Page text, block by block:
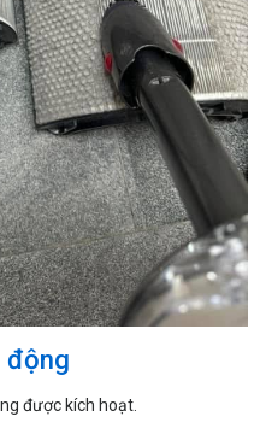
động
được kích hoạt.